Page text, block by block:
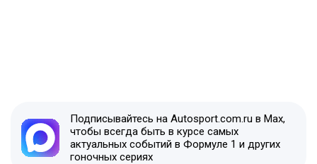
Подписывайтесь на Autosport.com.ru в Max,
чтобы всегда быть в курсе самых
актуальных событий в Формуле 1 и других
гоночных сериях